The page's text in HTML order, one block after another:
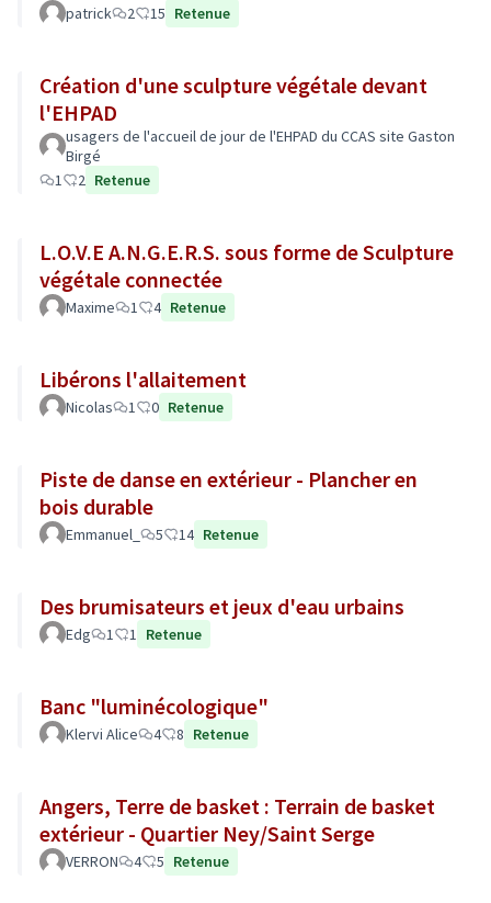
patrick 2 15 Retenue
Création d'une sculpture végétale devant
l'EHPAD
usagers de l'accueil de jour de l'EHPAD du CCAS site Gaston
Birgé
1
2 Retenue
L.O.V.E A.N.G.E.R.S. sous forme de Sculpture
végétale connectée
Maxime 1 4 Retenue
Libérons l'allaitement
Nicolas 1 0 Retenue
Piste de danse en extérieur - Plancher en
bois durable
Emmanuel_ 5 14 Retenue
Des brumisateurs et jeux d'eau urbains
Edg 1 1 Retenue
Banc "luminécologique"
Klervi Alice 4 8 Retenue
Angers, Terre de basket : Terrain de basket
extérieur - Quartier Ney/Saint Serge
VERRON 4 5 Retenue